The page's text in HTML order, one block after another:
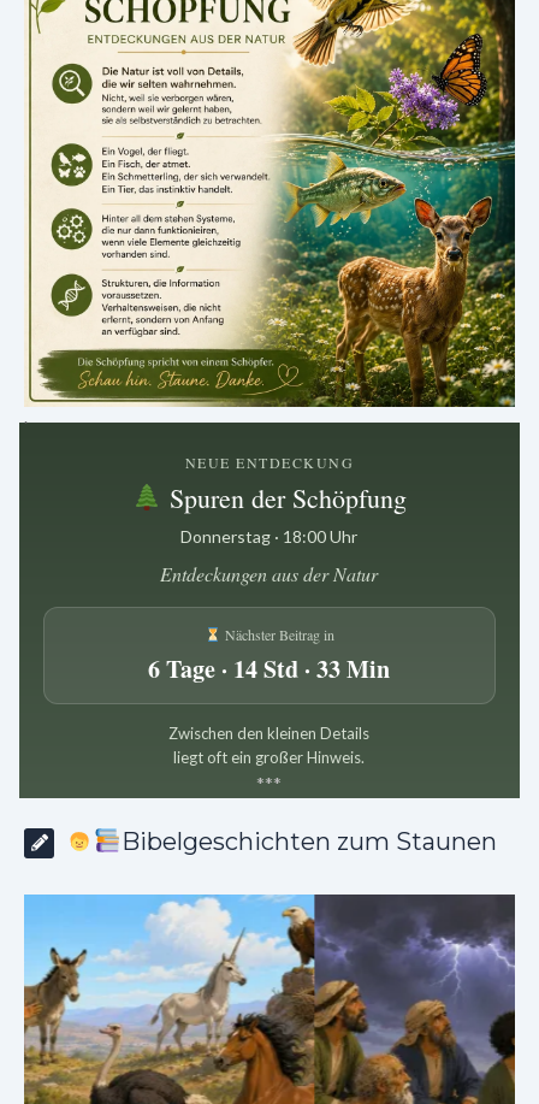
.
NEUE ENTDECKUNG
Spuren der Schöpfung
Donnerstag · 18:00 Uhr
Entdeckungen aus der Natur
Nächster Beitrag in
6 Tage · 14 Std · 33 Min
Zwischen den kleinen Details
liegt oft ein großer Hinweis.
***
Bibelgeschichten zum Staunen